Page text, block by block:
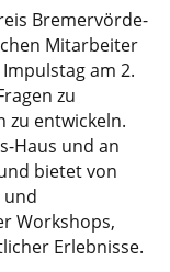
Bremervörde-
Mitarbeiter
am 2.
zu
zu entwickeln.
Haus und an
bietet von
und
Workshops,
Erlebnisse.